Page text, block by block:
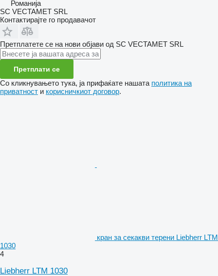
Романија
SC VECTAMET SRL
Контактирајте го продавачот
Претплатете се на нови објави од SC VECTAMET SRL
Претплати се
Со кликнувањето тука, ја прифаќате нашата политика на
приватност и корисничкиот договор.
кран за секакви терени Liebherr LTM
1030
4
Liebherr LTM 1030